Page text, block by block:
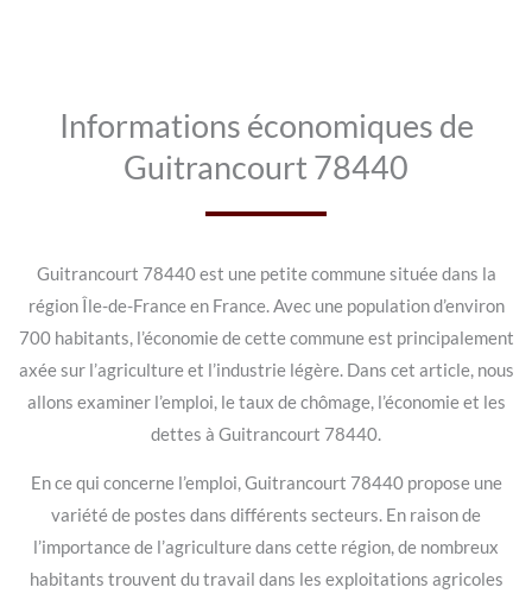
Informations économiques de
Guitrancourt 78440
Guitrancourt 78440 est une petite commune située dans la
région Île-de-France en France. Avec une population d’environ
700 habitants, l’économie de cette commune est principalement
axée sur l’agriculture et l’industrie légère. Dans cet article, nous
allons examiner l’emploi, le taux de chômage, l’économie et les
dettes à Guitrancourt 78440.
En ce qui concerne l’emploi, Guitrancourt 78440 propose une
variété de postes dans différents secteurs. En raison de
l’importance de l’agriculture dans cette région, de nombreux
habitants trouvent du travail dans les exploitations agricoles